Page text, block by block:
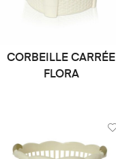
CORBEILLE CARRÉE
FLORA